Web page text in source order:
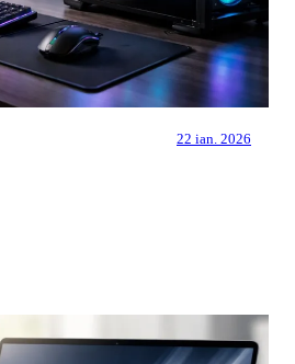
22 ian. 2026